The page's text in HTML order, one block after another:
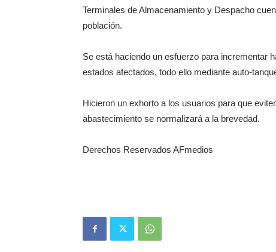
Terminales de Almacenamiento y Despacho
población.
Se está haciendo un esfuerzo para incrementar
estados afectados, todo ello mediante auto-
Hicieron un exhorto a los usuarios para que
abastecimiento se normalizará a la brevedad.
Derechos Reservados AFmedios